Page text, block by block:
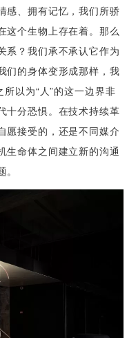
感、拥有记忆，我们所骄
这个生物上存在着。那么
系？我们承不承认它作为
们的身体变形成那样，我
以为“人”的这一边界非
十分恐惧。在技术持续革
愿接受的，还是不同媒介
生命体之间建立新的沟通